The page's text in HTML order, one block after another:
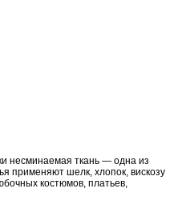
несминаемая ткань — одна из
применяют шелк, хлопок, вискозу
костюмов, платьев,